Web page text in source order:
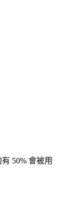
50% 會被用